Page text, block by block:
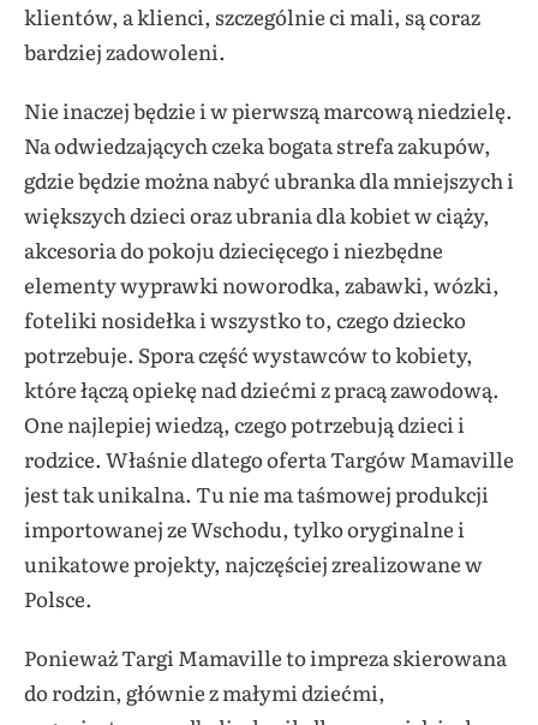
klientów, a klienci, szczególnie ci mali, są coraz
bardziej zadowoleni.
Nie inaczej będzie i w pierwszą marcową niedzielę.
Na odwiedzających czeka bogata strefa zakupów,
gdzie będzie można nabyć ubranka dla mniejszych i
większych dzieci oraz ubrania dla kobiet w ciąży,
akcesoria do pokoju dziecięcego i niezbędne
elementy wyprawki noworodka, zabawki, wózki,
foteliki nosidełka i wszystko to, czego dziecko
potrzebuje. Spora część wystawców to kobiety,
które łączą opiekę nad dziećmi z pracą zawodową.
One najlepiej wiedzą, czego potrzebują dzieci i
rodzice. Właśnie dlatego oferta Targów Mamaville
jest tak unikalna. Tu nie ma taśmowej produkcji
importowanej ze Wschodu, tylko oryginalne i
unikatowe projekty, najczęściej zrealizowane w
Polsce.
Ponieważ Targi Mamaville to impreza skierowana
do rodzin, głównie z małymi dziećmi,